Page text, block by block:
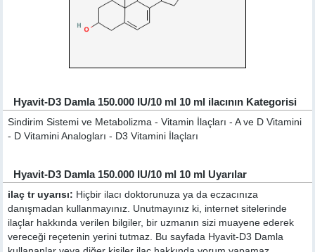
Hyavit-D3 Damla 150.000 IU/10 ml 10 ml ilacının Kategorisi
Sindirim Sistemi ve Metabolizma - Vitamin İlaçları - A ve D Vitamini
- D Vitamini Analogları - D3 Vitamini İlaçları
Hyavit-D3 Damla 150.000 IU/10 ml 10 ml Uyarılar
ilaç tr uyarısı: Hiçbir ilacı doktorunuza ya da eczacınıza
danışmadan kullanmayınız. Unutmayınız ki, internet sitelerinde
ilaçlar hakkında verilen bilgiler, bir uzmanın sizi muayene ederek
vereceği reçetenin yerini tutmaz. Bu sayfada Hyavit-D3 Damla